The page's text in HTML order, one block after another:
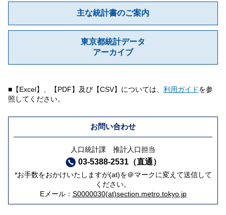
主な統計書のご案内
東京都統計データ
アーカイブ
■【Excel】、【PDF】及び【CSV】については、 利用ガイドを参
照してください。
お問い合わせ
人口統計課 推計人口担当
03-5388-2531（直通）
*お手数をおかけいたしますが(at)を＠マークに変えて送信して
ください。
Eメール： S0000030(at)section.metro.tokyo.jp